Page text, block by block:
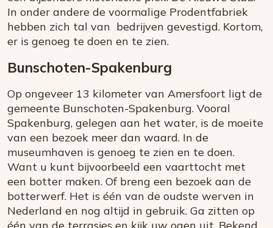
In onder andere de voormalige Prodentfabriek
hebben zich tal van bedrijven gevestigd. Kortom,
er is genoeg te doen en te zien.
Bunschoten-Spakenburg
Op ongeveer 13 kilometer van Amersfoort ligt de
gemeente Bunschoten-Spakenburg. Vooral
Spakenburg, gelegen aan het water, is de moeite
van een bezoek meer dan waard. In de
museumhaven is genoeg te zien en te doen.
Want u kunt bijvoorbeeld een vaarttocht met
een botter maken. Of breng een bezoek aan de
botterwerf. Het is één van de oudste werven in
Nederland en nog altijd in gebruik. Ga zitten op